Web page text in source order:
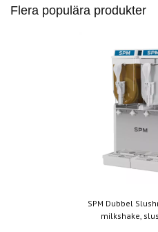
Flera populära produkter
SPM Dubbel
milkshake,